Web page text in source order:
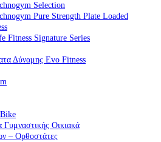
Selection
Pure Strength Plate Loaded
Fitness Signature Series
Δύναμης Evo Fitness
Γυμναστικής Οικιακά
– Ορθοστάτες